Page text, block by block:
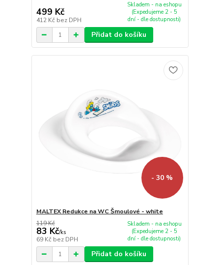
499 Kč
412 Kč bez DPH
Skladem - na eshopu
(Expedujeme 2 - 5
dní - dle dostupnosti)
Přidat do košíku
- 30 %
MALTEX Redukce na WC Šmoulové - white
119 Kč
83 Kč/ks
69 Kč bez DPH
Skladem - na eshopu
(Expedujeme 2 - 5
dní - dle dostupnosti)
Přidat do košíku